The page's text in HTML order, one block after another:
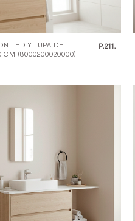
LED Y LUPA DE
CM (8000200020000)
P.211.